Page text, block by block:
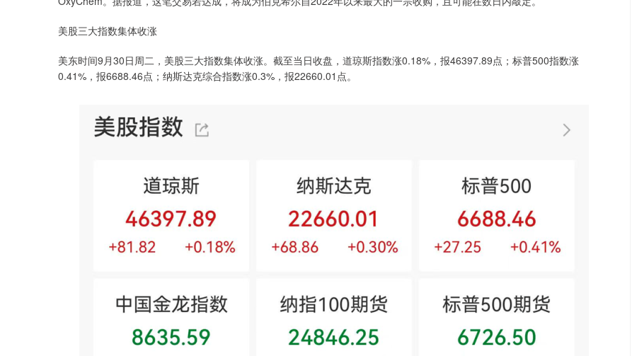
美股三大指数集体收涨
美东时间9月30日周二，美股三大指数集体收涨。截至当日收盘，道琼斯指数涨0.18%，报46397.89点；标普500指数涨
0.41%，报6688.46点；纳斯达克综合指数涨0.3%，报22660.01点。